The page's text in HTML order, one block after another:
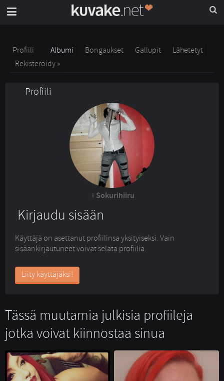
Profiili Albumi Bongaukset Gallupit
Lähetetyt
Rekisteröidy »
Profiili
Sokurihiiru
Kirjaudu sisään
Käyttäjä on asettanut profiilinsa yksityiseksi. Vain
sisäänkirjautuneet voivat selata profiilia.
Liity käyttäjäksi!
Tässä muutamia julkisia profiileja
jotka voivat kiinnostaa sinua